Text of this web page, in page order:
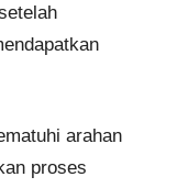
arahan
proses